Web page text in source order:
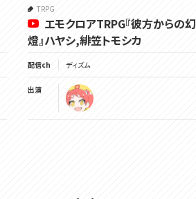
TRPG
エモクロアTRPG『彼方からの幻
燈』ハヤシ,緋笠トモシカ
配信ch ディズム
出演